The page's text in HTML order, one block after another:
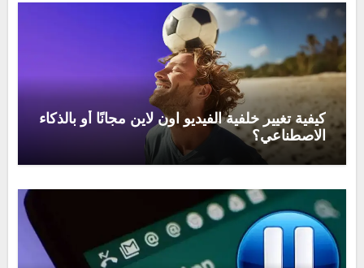
كيفية تغيير خلفية الفيديو اون لاين مجانًا أو بالذكاء
الاصطناعي؟